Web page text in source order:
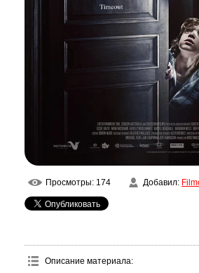
Просмотры: 174 Добавил:
Описание материала: